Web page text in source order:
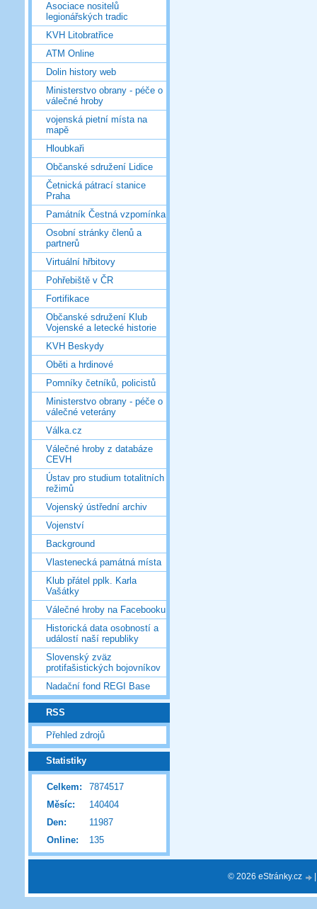
Asociace nositelů
legionářských tradic
KVH Litobratřice
ATM Online
Dolin history web
Ministerstvo obrany - péče o
válečné hroby
vojenská pietní místa na
mapě
Hloubkaři
Občanské sdružení Lidice
Četnická pátrací stanice
Praha
Památník Čestná vzpomínka
Osobní stránky členů a
partnerů
Virtuální hřbitovy
Pohřebiště v ČR
Fortifikace
Občanské sdružení Klub
Vojenské a letecké historie
KVH Beskydy
Oběti a hrdinové
Pomníky četníků, policistů
Ministerstvo obrany - péče o
válečné veterány
Válka.cz
Válečné hroby z databáze
CEVH
Ústav pro studium totalitních
režimů
Vojenský ústřední archiv
Vojenství
Background
Vlastenecká památná místa
Klub přátel pplk. Karla
Vašátky
Válečné hroby na Facebooku
Historická data osobností a
událostí naší republiky
Slovenský zväz
protifašistických bojovníkov
Nadační fond REGI Base
RSS
Přehled zdrojů
Statistiky
Online: 135
Celkem:
7874517
Měsíc:
140404
Den:
11987
© 2026 eStránky.cz